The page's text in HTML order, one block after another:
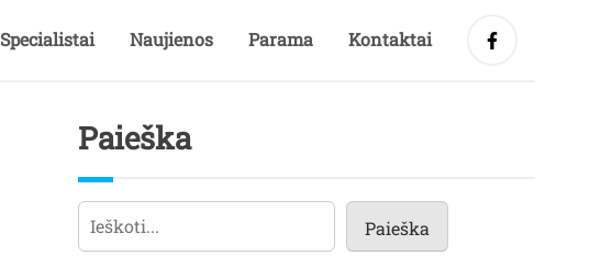
Specialistai Naujienos Parama Kontaktai
Paieška
Paieška
Paieška